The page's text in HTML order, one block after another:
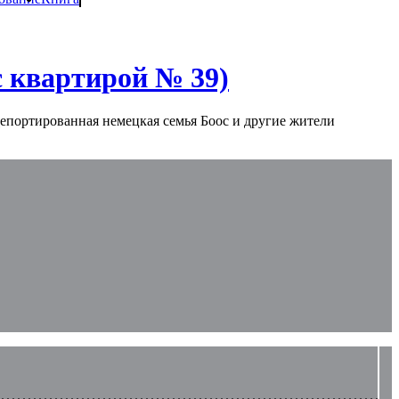
квартирой № 39)
немецкая семья Боос и другие жители